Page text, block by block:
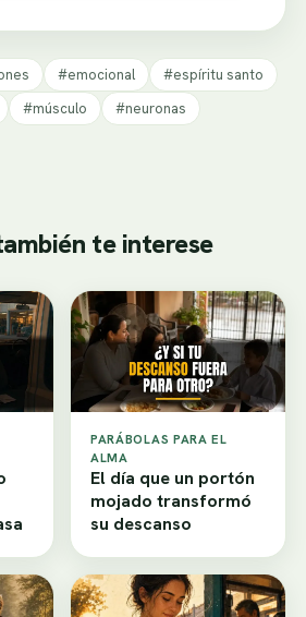
#emocional
#espíritu santo
#músculo
#neuronas
te interese
PARÁBOLAS PARA EL
ALMA
El día que un portón
mojado transformó
su descanso